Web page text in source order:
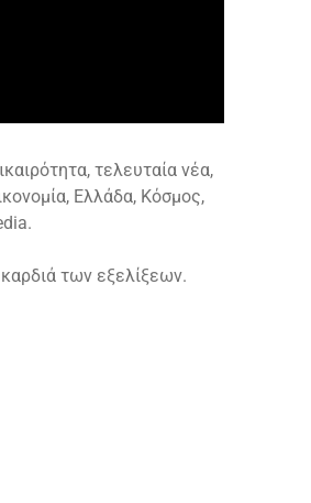
τελευταία νέα,
Ελλάδα, Κόσμος,
των εξελίξεων.